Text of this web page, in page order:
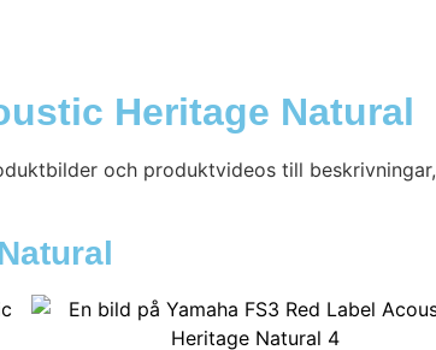
Heritage Natural
och produktvideos till beskrivningar,